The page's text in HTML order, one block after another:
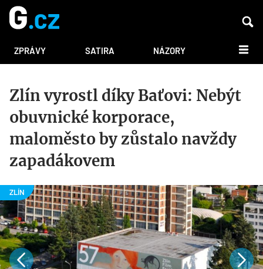
ZPRÁVY SATIRA NÁZORY DALŠÍ
Zlín vyrostl díky Baťovi: Nebýt
obuvnické korporace,
maloměsto by zůstalo navždy
zapadákovem